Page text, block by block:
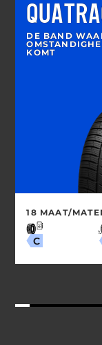
DE BAND
KOMT
18 MAAT/
C